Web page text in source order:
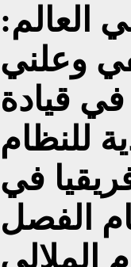
العالم:
وعلني
في قيادة
للنظام
في
الفصل
الملالي